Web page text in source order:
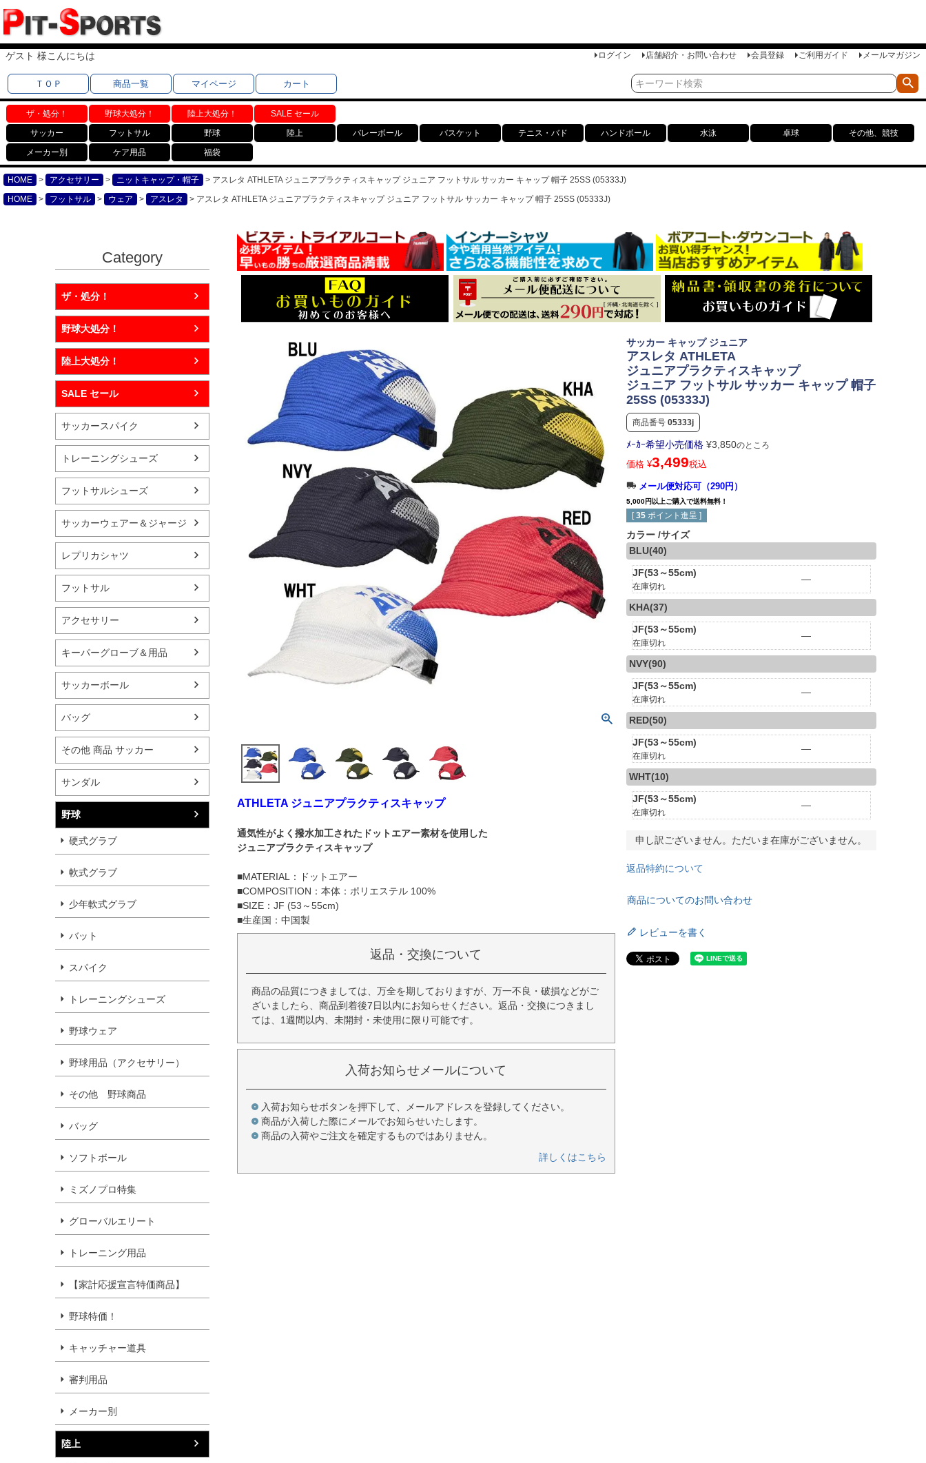
ゲスト 様こんにちは ログイン 店舗紹介・お問い合わせ 会員登録 ご利用ガイド メールマガジン
ＴＯＰ 商品一覧 マイページ カート
ザ・処分！ 野球大処分！ 陸上大処分！
SALE セール
サッカー
フットサル 野球 陸上 バレーボール バスケット テニス・バド ハンドボール 水泳 卓球
その他、競技
メーカー別
ケア用品 福袋
HOME アクセサリー ニットキャップ・帽子
アスレタ ATHLETA ジュニアプラクティスキャップ ジュニア フットサル サッカー キャップ 帽子 25SS (05333J)
HOME
フットサル ウェア アスレタ アスレタ ATHLETA ジュニアプラクティスキャップ ジュニア フットサル サッカー キャップ 帽子 25SS (05333J)
Category
ザ・処分！
野球大処分！
陸上大処分！
SALE セール
サッカースパイク
トレーニングシューズ
フットサルシューズ
サッカーウェアー＆ジャージ
レプリカシャツ
フットサル
アクセサリー
キーパーグローブ＆用品
サッカーボール
バッグ
その他 商品 サッカー
サンダル
野球
硬式グラブ
軟式グラブ
少年軟式グラブ
バット
スパイク
トレーニングシューズ
野球ウェア
野球用品（アクセサリー）
その他 野球商品
バッグ
ソフトボール
ミズノプロ特集
グローバルエリート
トレーニング用品
【家計応援宣言特価商品】
野球特価！
キャッチャー道具
審判用品
メーカー別
陸上
ATHLETA ジュニアプラクティスキャップ
通気性がよく撥水加工されたドットエアー素材を使用した
ジュニアプラクティスキャップ
■MATERIAL：ドットエアー
■COMPOSITION：本体：ポリエステル 100%
■SIZE：JF (53～55cm)
■生産国：中国製
返品・交換について
商品の品質につきましては、万全を期しておりますが、万一不良・破損などがご
ざいましたら、商品到着後7日以内にお知らせください。返品・交換につきまし
ては、1週間以内、未開封・未使用に限り可能です。
入荷お知らせメールについて
入荷お知らせボタンを押下して、メールアドレスを登録してください。
商品が入荷した際にメールでお知らせいたします。
商品の入荷やご注文を確定するものではありません。
詳しくはこちら
サッカー キャップ ジュニア
アスレタ ATHLETA
ジュニアプラクティスキャップ
ジュニア フットサル サッカー キャップ 帽子
25SS (05333J)
商品番号 05333j
ﾒｰｶｰ希望小売価格 ¥3,850のところ
価格 ¥3,499税込
メール便対応可（290円）
5,000円以上ご購入で送料無料！
[ 35 ポイント進呈 ]
カラー サイズ
BLU(40)
JF(53～55cm)
在庫切れ
—
KHA(37)
JF(53～55cm)
在庫切れ
—
NVY(90)
JF(53～55cm)
在庫切れ
—
RED(50)
JF(53～55cm)
在庫切れ
—
WHT(10)
JF(53～55cm)
在庫切れ
—
申し訳ございません。ただいま在庫がございません。
返品特約について
商品についてのお問い合わせ
レビューを書く